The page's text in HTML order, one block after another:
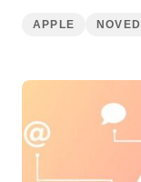
APPLE